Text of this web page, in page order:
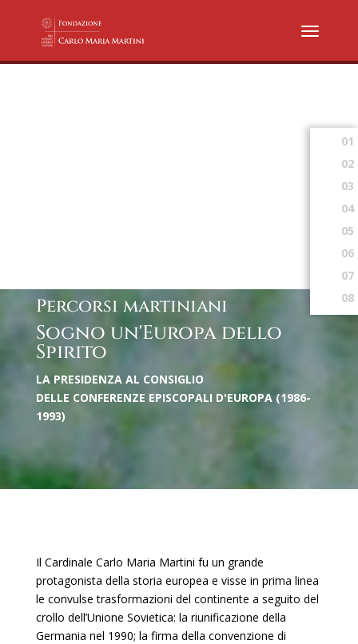
01
02
03
04
05
06
07
08
Percorsi martiniani
Sogno un'Europa dello
Spirito
LA PRESIDENZA AL CONSIGLIO
DELLE CONFERENZE EPISCOPALI D'EUROPA (1986-
1993)
Il Cardinale Carlo Maria Martini fu un grande
protagonista della storia europea e visse in prima linea
le convulse trasformazioni del continente a seguito del
crollo dell’Unione Sovietica: la riunificazione della
Germania nel 1990; la firma della convenzione di